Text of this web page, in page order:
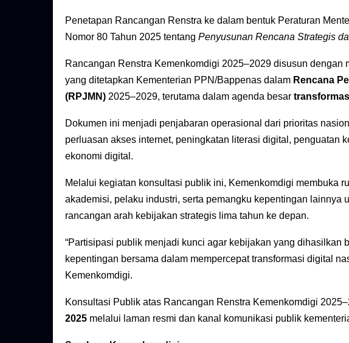
Penetapan Rancangan Renstra ke dalam bentuk Peraturan
Nomor 80 Tahun 2025 tentang Penyusunan Rencana Strategis
Rancangan Renstra Kemenkomdigi 2025–2029 disusun dengan
yang ditetapkan Kementerian PPN/Bappenas dalam Rencana
(RPJMN) 2025–2029, terutama dalam agenda besar
Dokumen ini menjadi penjabaran operasional dari prioritas
perluasan akses internet, peningkatan literasi digital, penguatan
ekonomi digital.
Melalui kegiatan konsultasi publik ini, Kemenkomdigi membuka
akademisi, pelaku industri, serta pemangku kepentingan lainnya
rancangan arah kebijakan strategis lima tahun ke depan.
“Partisipasi publik menjadi kunci agar kebijakan yang dihasilkan
kepentingan bersama dalam mempercepat transformasi digital
Kemenkomdigi.
Konsultasi Publik atas Rancangan Renstra Kemenkomdigi
2025 melalui laman resmi dan kanal komunikasi publik